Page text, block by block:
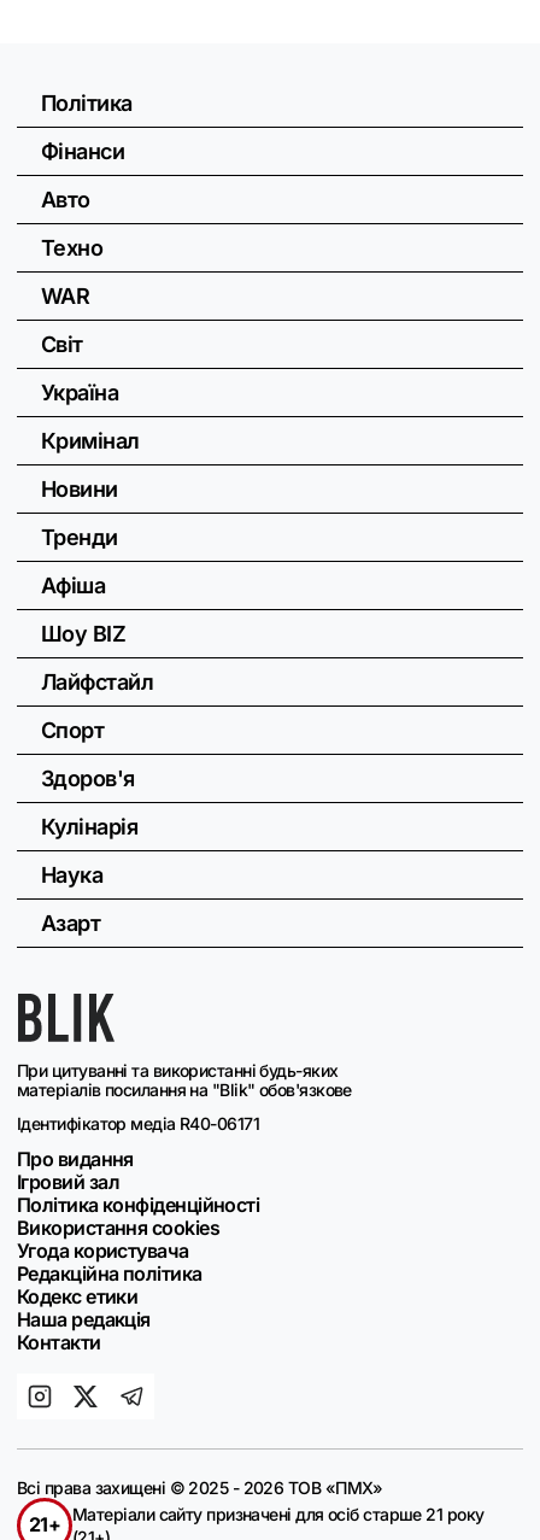
При цитуванні та використанні будь-яких
матеріалів посилання на "Blik" обов'язкове
Ідентифікатор медіа R40-06171
Про видання
Ігровий зал
Політика конфіденційності
Використання cookies
Угода користувача
Редакційна політика
Кодекс етики
Наша редакція
Контакти
Політика
Фінанси
Авто
Техно
WAR
Світ
Україна
Кримінал
Новини
Тренди
Афіша
Шоу BIZ
Лайфстайл
Спорт
Здоров'я
Кулінарія
Наука
Азарт
Всі права захищені © 2025 - 2026 ТОВ «ПМХ»
21+
Матеріали сайту призначені для осіб старше 21 року